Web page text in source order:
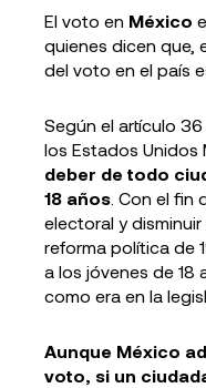
El voto en México
quienes dicen que,
del voto en el país
Según el artículo
los Estados Unidos
deber de todo
18 años . Con el fin
electoral y
reforma política de
a los jóvenes de 18
como era en la
Aunque México
voto, si un